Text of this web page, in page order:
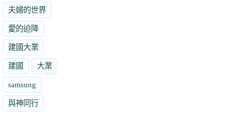
夫婦的世界
愛的迫降
建國大業
建國 大業
samsung
與神同行